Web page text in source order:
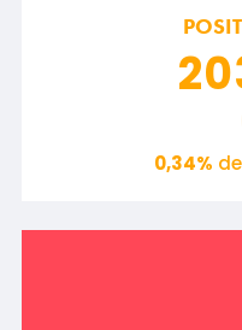
0,34%